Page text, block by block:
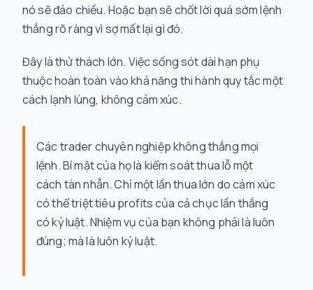
nó sẽ đảo chiều. Hoặc bạn sẽ chốt lời quá sớm lệnh
thắng rõ ràng vì sợ mất lại gì đó.
Đây là thử thách lớn. Việc sống sót dài hạn phụ
thuộc hoàn toàn vào khả năng thi hành quy tắc một
cách lạnh lùng, không cảm xúc.
Các trader chuyên nghiệp không thắng mọi
lệnh. Bí mật của họ là kiểm soát thua lỗ một
cách tàn nhẫn. Chỉ một lần thua lớn do cảm xúc
có thể triệt tiêu profits của cả chục lần thắng
có kỷ luật. Nhiệm vụ của bạn không phải là luôn
đúng; mà là luôn kỷ luật.